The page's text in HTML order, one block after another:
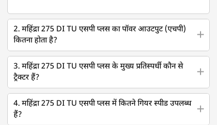
2. महिंद्रा 275 DI TU एसपी प्लस का पॉवर आउटपुट (एचपी)
कितना होता है?
3. महिंद्रा 275 DI TU एसपी प्लस के मुख्य प्रतिस्पर्धी कौन से
ट्रैक्टर हैं?
4. महिंद्रा 275 DI TU एसपी प्लस में कितने गियर स्पीड उपलब्ध
हैं?